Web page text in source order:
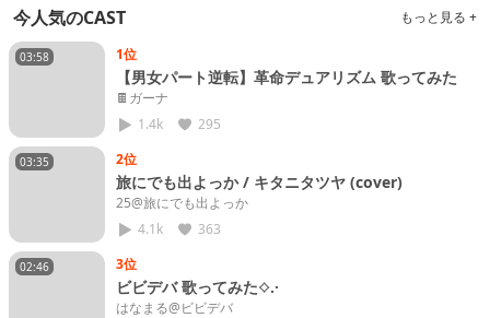
今人気のCAST もっと見る +
03:58 1位
【男女パート逆転】革命デュアリズム 歌ってみた
🍫ガーナ
1.4k
295
03:35 2位
旅にでも出よっか / キタニタツヤ (cover)
25@旅にでも出よっか
4.1k
363
02:46 3位
ビビデバ 歌ってみた⟡.·
はなまる@ビビデバ